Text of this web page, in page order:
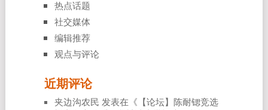
热点话题
社交媒体
编辑推荐
观点与评论
近期评论
夹边沟农民 发表在《 【论坛】陈耐锶竞选